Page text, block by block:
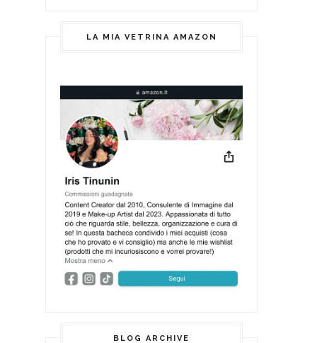
LA MIA VETRINA AMAZON
BLOG ARCHIVE